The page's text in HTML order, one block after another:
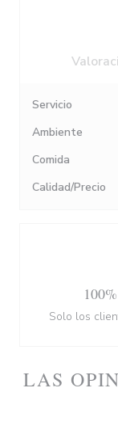
LAS
Servicio
Ambiente
Comida
Calidad/Precio
Solo los